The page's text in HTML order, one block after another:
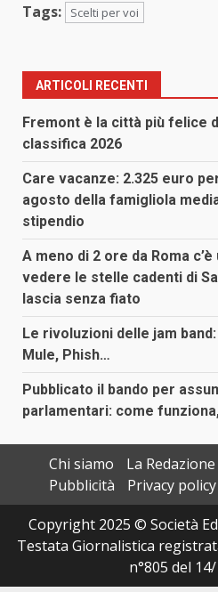
Tags: Scelti per voi
ARTICOLI RECENTI
Fremont è la città più felice
classifica 2026
Care vacanze: 2.325 euro
agosto della famigliola
stipendio
A meno di 2 ore da Roma
vedere le stelle cadenti di
lascia senza fiato
Le rivoluzioni delle jam
Mule, Phish…
Pubblicato il bando per
parlamentari: come
Chi siamo
La
Pubblicità
Privacy policy
Copyright 2025 © Società
Testata Giornalistica
n°805 del